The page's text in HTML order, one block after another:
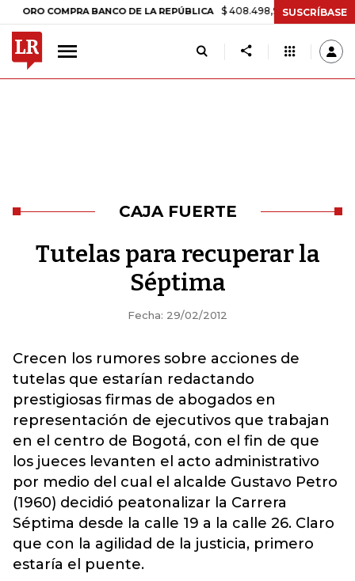
COMPRA BANCO DE LA REPÚBLICA $ 408.498,97 +$ 8.753,81 +2,19%
SUSCRÍBASE
CAJA FUERTE
Tutelas para recuperar la
Séptima
Fecha: 29/02/2012
Crecen los rumores sobre acciones de
tutelas que estarían redactando
prestigiosas firmas de abogados en
representación de ejecutivos que trabajan
en el centro de Bogotá, con el fin de que
los jueces levanten el acto administrativo
por medio del cual el alcalde Gustavo Petro
(1960) decidió peatonalizar la Carrera
Séptima desde la calle 19 a la calle 26. Claro
que con la agilidad de la justicia, primero
estaría el puente.